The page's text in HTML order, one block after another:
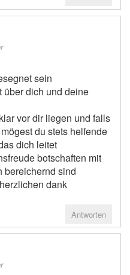
sein
über dich und deine
vor dir liegen und falls
du stets helfende
dich leitet
botschaften mit
bereichernd sind
dank
Antworten